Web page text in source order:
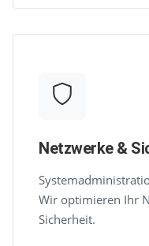
Netzwerke &
Wir optimieren Ihr
Sicherheit.